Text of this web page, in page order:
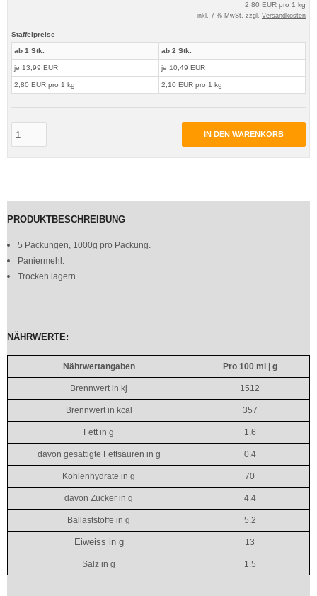
2,80 EUR pro 1 kg
inkl. 7 % MwSt. zzgl. Versandkosten
Staffelpreise
ab 1 Stk.
je 13,99 EUR
2,80 EUR pro 1 kg
ab 2 Stk.
je 10,49 EUR
2,10 EUR pro 1 kg
IN DEN WARENKORB
PRODUKTBESCHREIBUNG
5 Packungen, 1000g pro Packung.
Paniermehl.
Trocken lagern.
NÄHRWERTE:
Nährwertangaben Pro 100 ml | g
Brennwert in kj 1512
Brennwert in kcal 357
Fett in g 1.6
davon gesättigte Fettsäuren in g 0.4
Kohlenhydrate in g 70
davon Zucker in g 4.4
Ballaststoffe in g 5.2
Eiweiss in g 13
Salz in g 1.5